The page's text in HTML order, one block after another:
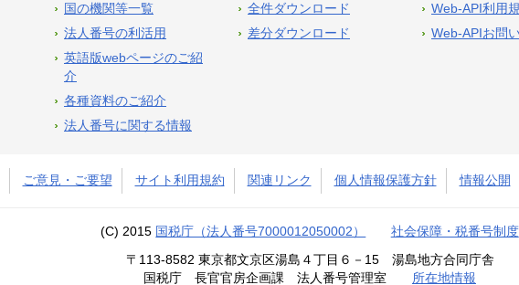
国の機関等一覧
法人番号の利活用
英語版webページのご紹
介
各種資料のご紹介
法人番号に関する情報
全件ダウンロード
差分ダウンロード
Web-API利用
Web-APIお問
ご意見・ご要望 サイト利用規約 関連リンク 個人情報保護方針 情報公開
(C) 2015 国税庁（法人番号7000012050002） 社会保障・税番号制度
〒113-8582 東京都文京区湯島４丁目６－15 湯島地方合同庁舎
国税庁 長官官房企画課 法人番号管理室 所在地情報